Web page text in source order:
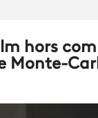
hors
Monte-